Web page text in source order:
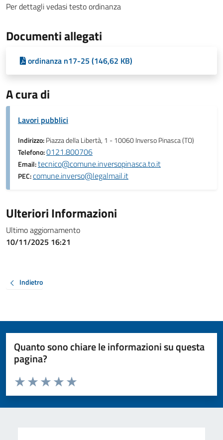
Per dettagli vedasi testo ordinanza
Documenti allegati
ordinanza n17-25 (146,62 KB)
A cura di
Lavori pubblici
Indirizzo:Piazza della Libertà, 1 - 10060 Inverso Pinasca (TO)
Telefono:0121.800706
Email:tecnico@comune.inversopinasca.to.it
PEC:comune.inverso@legalmail.it
Ulteriori Informazioni
Ultimo aggiornamento
10/11/2025 16:21
Indietro
Quanto sono chiare le informazioni su questa
pagina?
Valuta da 1 a 5 stelle la pagina
Valuta 5 stelle su 5
Valuta 4 stelle su 5
Valuta 3 stelle su 5
Valuta 2 stelle su 5
Valuta 1 stelle su 5